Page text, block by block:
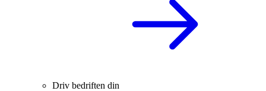
Driv bedriften din